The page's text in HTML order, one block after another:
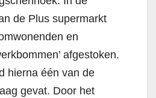
de Plus supermarkt
en
afgestoken.
hierna één van de
gevat. Door het